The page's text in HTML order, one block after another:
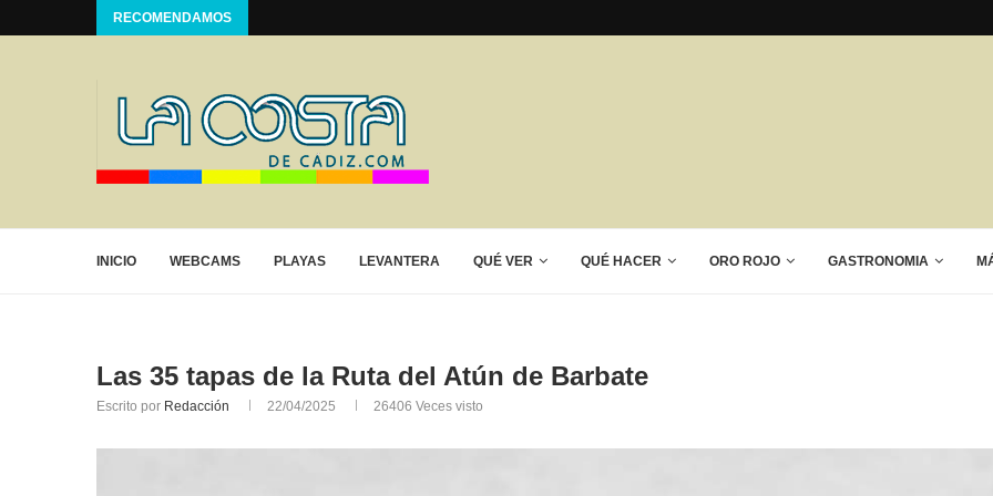
RECOMENDAMOS
INICIO WEBCAMS PLAYAS LEVANTERA QUÉ VER QUÉ HACER ORO ROJO GASTRONOMIA
Las 35 tapas de la Ruta del Atún de Barbate
Escrito por Redacción 22/04/2025 26406 Veces visto